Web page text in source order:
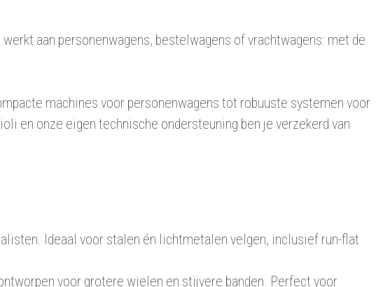
aan personenwagens, bestelwagens of vrachtwagens: met de
machines voor personenwagens tot robuuste systemen voor
en onze eigen technische ondersteuning ben je verzekerd van
Ideaal voor stalen én lichtmetalen velgen, inclusief run-flat
voor grotere wielen en stijvere banden. Perfect voor